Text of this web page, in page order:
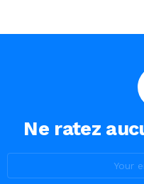
Ne ratez